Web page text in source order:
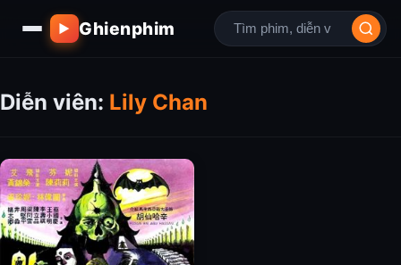
▶ Ghienphim
Diễn viên: Lily Chan